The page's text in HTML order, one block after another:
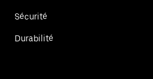
Sécurité
Durabilité